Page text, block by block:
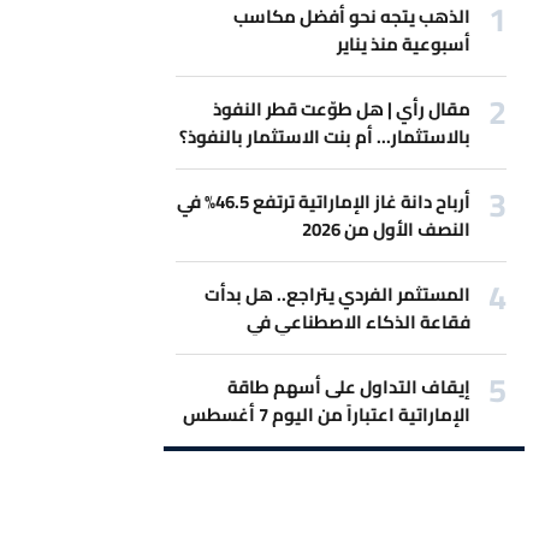
الذهب يتجه نحو أفضل مكاسب
أسبوعية منذ يناير
مقال رأي | هل طوّعت قطر النفوذ
بالاستثمار... أم بنت الاستثمار بالنفوذ؟
أرباح دانة غاز الإماراتية ترتفع 46.5% في
النصف الأول من 2026
المستثمر الفردي يتراجع.. هل بدأت
فقاعة الذكاء الاصطناعي في
الانكماش؟
إيقاف التداول على أسهم طاقة
الإماراتية اعتباراً من اليوم 7 أغسطس
2026